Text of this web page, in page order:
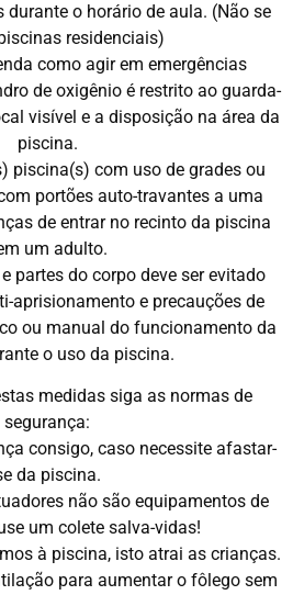
o horário de aula. (Não se
residenciais)
como agir em emergências
de oxigênio é restrito ao guarda-
visível e a disposição na área da
piscina.
piscina(s) com uso de grades ou
portões auto-travantes a uma
de entrar no recinto da piscina
um adulto.
partes do corpo deve ser evitado
aprisionamento e precauções de
ou manual do funcionamento da
o uso da piscina.
medidas siga as normas de
segurança:
consigo, caso necessite afastar-
da piscina.
não são equipamentos de
um colete salva-vidas!
à piscina, isto atrai as crianças.
para aumentar o fôlego sem